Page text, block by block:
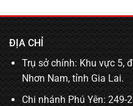
ĐỊA CHỈ
Trụ sở chính: Khu vực 5,
Nhơn Nam, tỉnh Gia Lai.
Chi nhánh Phú Yên: